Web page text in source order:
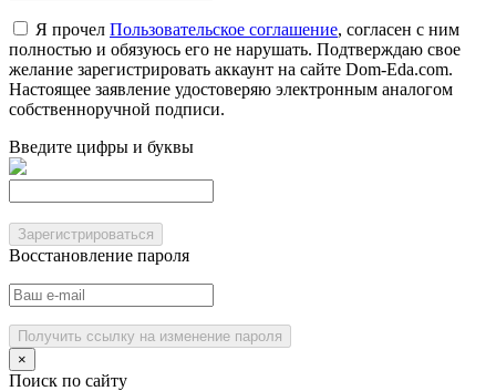
Я прочел Пользовательское соглашение, согласен с ним
полностью и обязуюсь его не нарушать. Подтверждаю свое
желание зарегистрировать аккаунт на сайте Dom-Eda.com.
Настоящее заявление удостоверяю электронным аналогом
собственноручной подписи.
Введите цифры и буквы
Зарегистрироваться
Восстановление пароля
Получить ссылку на изменение пароля
×
Поиск по сайту